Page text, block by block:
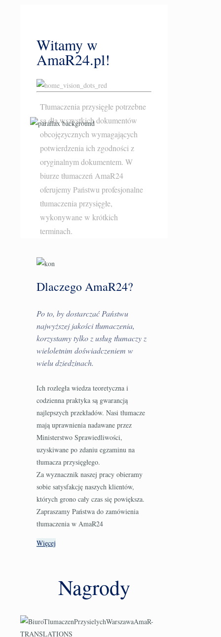
Witamy w
AmaR24.pl!
Tłumaczenia przysięgłe potrzebne
są dla wszystkich dokumentów
obcojęzycznych wymagających
potwierdzenia ich zgodności z
oryginalnym dokumentem. W
biurze tłumaczeń AmaR24
oferujemy Państwu profesjonalne
tłumaczenia przysięgłe,
wykonywane w krótkich
terminach.
Dlaczego AmaR24?
Po to, by dostarczać Państwu
najwyższej jakości tłumaczenia,
korzystamy tylko z usług tłumaczy z
wieloletnim doświadczeniem w
wielu dziedzinach.
Ich rozległa wiedza teoretyczna i
codzienna praktyka są gwarancją
najlepszych przekładów. Nasi tłumacze
mają uprawnienia nadawane przez
Ministerstwo Sprawiedliwości,
uzyskiwane po zdaniu egzaminu na
tłumacza przysięgłego.
Za wyznacznik naszej pracy obieramy
sobie satysfakcję naszych klientów,
których grono cały czas się powiększa.
Zapraszamy Państwa do zamówienia
tłumaczenia w AmaR24
Więcej
Nagrody